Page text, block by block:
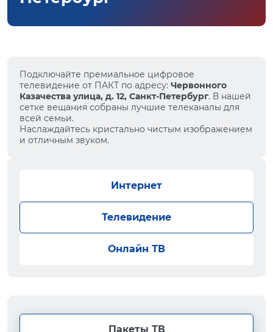
Подключайте премиальное цифровое
телевидение от ПАКТ по адресу: Червонного
Казачества улица, д. 12, Санкт-Петербург. В нашей
сетке вещания собраны лучшие телеканалы для
всей семьи.
Наслаждайтесь кристально чистым изображением
и отличным звуком.
Интернет
Телевидение
Онлайн ТВ
Пакеты ТВ